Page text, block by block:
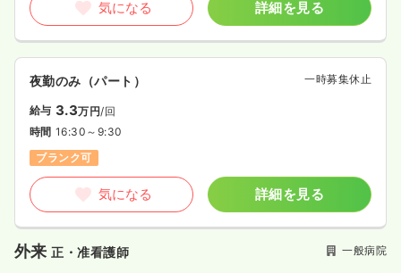
気になる 詳細を見る
夜勤のみ（パート） 一時募集休止
給与 3.3万円/回
時間 16:30～9:30
ブランク可
気になる 詳細を見る
外来正・准看護師 一般病院